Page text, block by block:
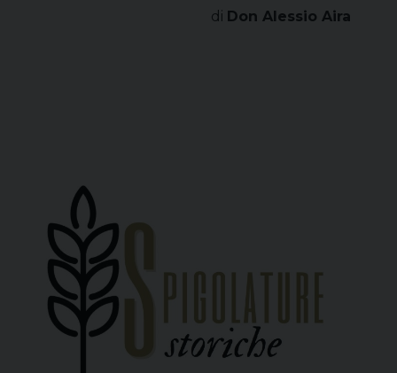
di Don Alessio Aira